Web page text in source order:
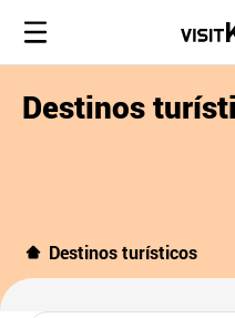
Destinos
Destinos turísticos